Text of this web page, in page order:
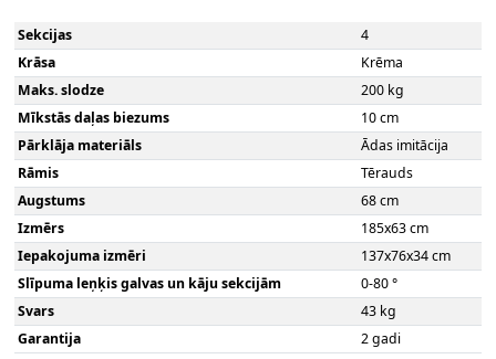
Sekcijas
4
Krāsa
Krēma
Maks. slodze
200 kg
Mīkstās daļas biezums
10 cm
Pārklāja materiāls
Ādas imitācija
Rāmis
Tērauds
Augstums
68 cm
Izmērs
185x63 cm
Iepakojuma izmēri
137x76x34 cm
Slīpuma leņķis galvas un kāju sekcijām
0-80 °
Svars
43 kg
Garantija
2 gadi